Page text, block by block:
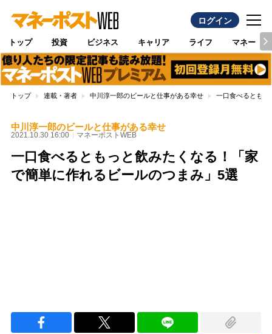
ログイン
トップ 投資 ビジネス キャリア ライフ マネー
トップ 連載・著者 中川淳一郎のビールと仕事がある幸せ 一口食べるともっ
中川淳一郎のビールと仕事がある幸せ
2021.10.30 16:00 マネーポストWEB
一口食べるともっと飲みたくなる！「家
で簡単に作れるビールのつまみ」5選